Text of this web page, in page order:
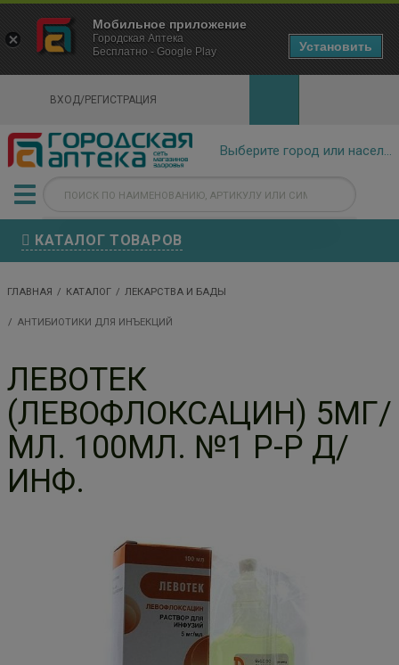
ВХОД/РЕГИСТРАЦИЯ
КАТАЛОГ ТОВАРОВ
ГЛАВНАЯ КАТАЛОГ ЛЕКАРСТВА И БАДЫ
АНТИБИОТИКИ ДЛЯ ИНЪЕКЦИЙ
ЛЕВОТЕК
(ЛЕВОФЛОКСАЦИН) 5МГ/
МЛ. 100МЛ. №1 Р-Р Д/
ИНФ.
×
Городская Аптека Маркетплейс
- In Google Play
Мобильное приложение
Городская Аптека
Бесплатно - Google Play
Установить